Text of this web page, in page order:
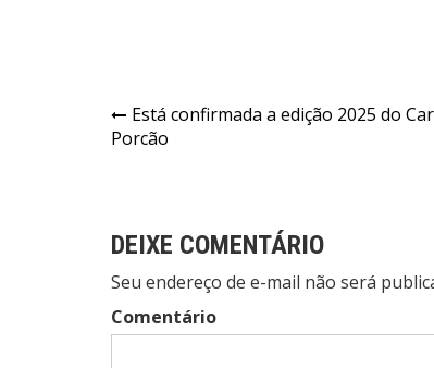
Navegação
de
Está confirmada a edição 2025 do
Porcão
DEIXE COMENTÁRIO
Seu endereço de e-mail não será
Comentário